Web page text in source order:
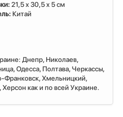
21,5 x 30,5 x 5 см
Китай
Днепр, Николаев,
Одесса, Полтава, Черкассы,
Франковск, Хмельницкий,
как и по всей Украине.